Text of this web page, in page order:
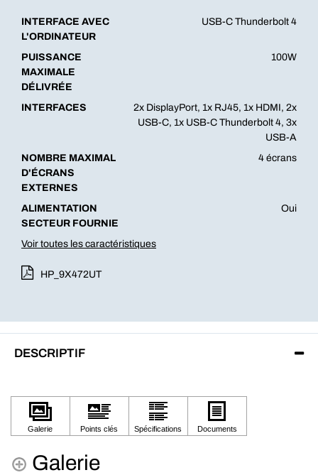
INTERFACE AVEC
L'ORDINATEUR
USB-C Thunderbolt 4
PUISSANCE
MAXIMALE
DÉLIVRÉE
100W
INTERFACES
2x DisplayPort, 1x RJ45, 1x HDMI, 2x
USB-C, 1x USB-C Thunderbolt 4, 3x
USB-A
NOMBRE MAXIMAL
D'ÉCRANS
EXTERNES
4 écrans
ALIMENTATION
SECTEUR FOURNIE
Oui
Voir toutes les caractéristiques
HP_9X472UT
DESCRIPTIF
Galerie